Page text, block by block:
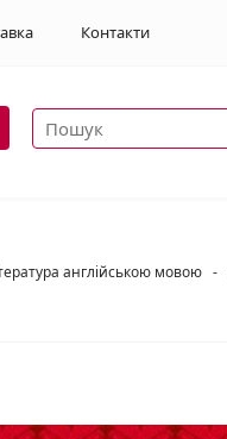
Контакти
Пошук товарів
англійською мовою -